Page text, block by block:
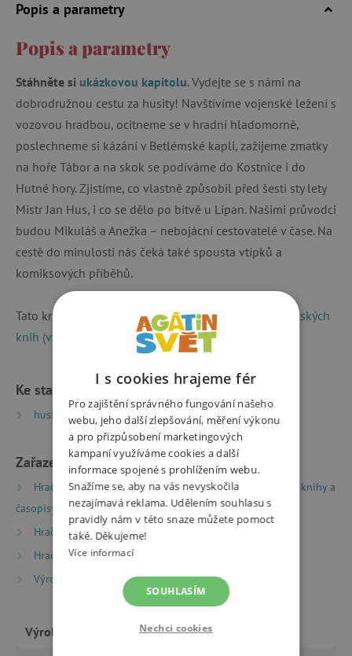
Popis a parametry
Popis a parametry
Stáhněte si ukázkovou kapitolu. Vydejte se s námi na
dobrodružnou cestu za husity! Navštívíme vojenské ležení s
vozovou hradbou, ocitneme se v hradní hladomorně,
poslechneme si kázání v Betlémské kapli, zažijeme zmatky
na hoře Tábor a na skok se podíváme do Kostnice i do
Hutné hory. Zjistíme, co vlastně způsobil před šesti sty lety
Mistr Jan Hus, i co se dělo po bitvě u Lipan. Našimi průvodci
budou Mikuláš a Anežka – nebojácní cestovatelé v čase. Na
cestě do minulosti nás čeká také spousta vtípků a
komiksových příběhů.
Tato kniha byla zařazena do výběru36 nejlepších dětských
knih (vydal SČKN a IBBY CZ).
Ke stažení
husite | PDF | 0.77 MB
Zařazeno v kategoriích
Hračky dle typu Knihy
Encyklopedie, naučné knihy a
časopisy
Encyklopedie a naučné knihy
Hračky dle typu
Knihy
Hračky dle typu
Výrobci
Albatros
Výrobce Albatros
I s cookies hrajeme fér
Pro zajištění správného fungování našeho
webu, jeho další zlepšování, měření výkonu
a pro přizpůsobení marketingových
kampaní využíváme cookies a další
informace spojené s prohlížením webu.
Snažíme se, aby na vás nevyskočila
nezajímavá reklama. Udělením souhlasu s
pravidly nám v této snaze můžete pomoct
také. Děkujeme!
Více informací
SOUHLASÍM
Nechci cookies